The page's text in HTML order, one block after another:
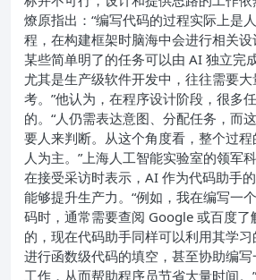
燎原指出：“编写代码的过程实际上是
程，在构建框架时脑海中会进行相关
某些简单明了的任务可以由 AI 独立完
尤其是生产级软件开发中，往往需要
考。”他认为，在程序设计阶段，很多
的。“人仍需表达意图、分配任务，而
要人来判断。从这个角度看，整个过
人为主。” 上海人工智能实验室的领军
在接受采访时表示，AI 作为代码助手
能够提升生产力。“例如，我在编写一
码时，通常需要查阅 Google 或百度了
的，现在代码助手同样可以利用其学
进行函数级代码的填空，甚至协助编
工作，从而帮助程序员节省大量时间。”